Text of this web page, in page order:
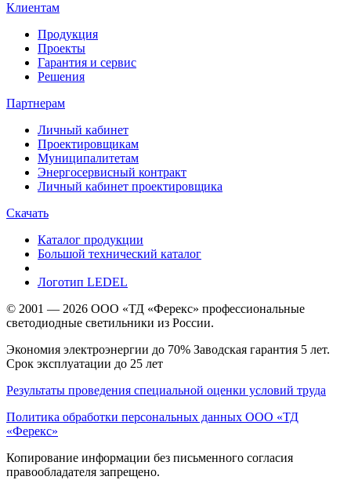
Клиентам
Продукция
Проекты
Гарантия и сервис
Решения
Партнерам
Личный кабинет
Проектировщикам
Муниципалитетам
Энергосервисный контракт
Личный кабинет проектировщика
Скачать
Каталог продукции
Большой технический каталог
Логотип LEDEL
© 2001 — 2026 ООО «ТД «Ферекс» профессиональные
светодиодные светильники из России.
Экономия электроэнергии до 70% Заводская гарантия 5 лет.
Срок эксплуатации до 25 лет
Результаты проведения специальной оценки условий труда
Политика обработки персональных данных ООО «ТД
«Ферекс»
Копирование информации без письменного согласия
правообладателя запрещено.